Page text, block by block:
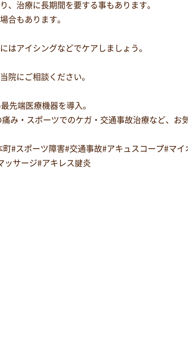
、治療に長期間を要する事もあります。
合もあります。
はアイシングなどでケアしましょう。
院にご相談ください。
先端医療機器を導入。
み・スポーツでのケガ・交通事故治療など、お
#スポーツ障害#交通事故#アキュスコープ#マ
ッサージ#アキレス腱炎